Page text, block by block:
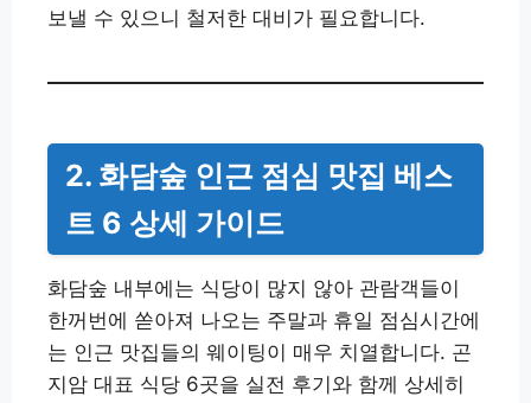
보낼 수 있으니 철저한 대비가 필요합니다.
2. 화담숲 인근 점심 맛집 베스
트 6 상세 가이드
화담숲 내부에는 식당이 많지 않아 관람객들이
한꺼번에 쏟아져 나오는 주말과 휴일 점심시간에
는 인근 맛집들의 웨이팅이 매우 치열합니다. 곤
지암 대표 식당 6곳을 실전 후기와 함께 상세히